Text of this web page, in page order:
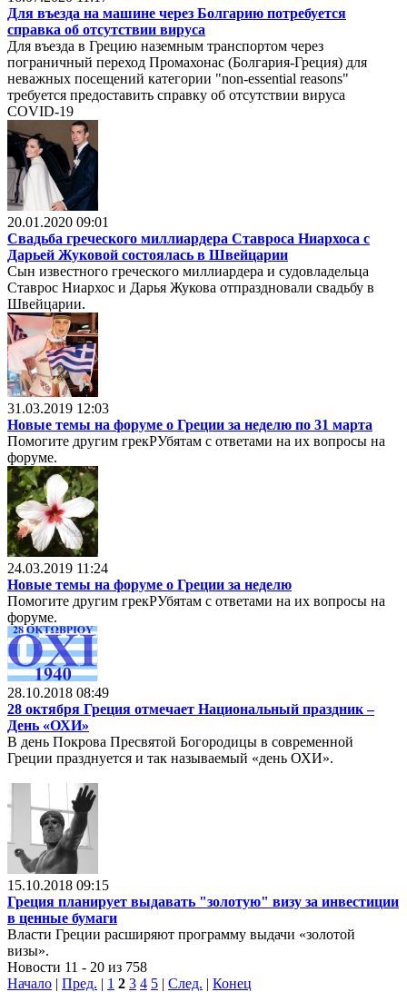
Для въезда на машине через Болгарию потребуется
справка об отсутствии вируса
Для въезда в Грецию наземным транспортом через
пограничный переход Промахонас (Болгария-Греция) для
неважных посещений категории "non-essential reasons"
требуется предоставить справку об отсутствии вируса
COVID-19
20.01.2020 09:01
Свадьба греческого миллиардера Ставроса Ниархоса с
Дарьей Жуковой состоялась в Швейцарии
Сын известного греческого миллиардера и судовладельца
Ставрос Ниархос и Дарья Жукова отпраздновали свадьбу в
Швейцарии.
31.03.2019 12:03
Новые темы на форуме о Греции за неделю по 31 марта
Помогите другим грекРУбятам с ответами на их вопросы на
форуме.
24.03.2019 11:24
Новые темы на форуме о Греции за неделю
Помогите другим грекРУбятам с ответами на их вопросы на
форуме.
28.10.2018 08:49
28 октября Греция отмечает Национальный праздник –
День «ОХИ»
В день Покрова Пресвятой Богородицы в современной
Греции празднуется и так называемый «день ОХИ».
15.10.2018 09:15
Греция планирует выдавать "золотую" визу за инвестиции
в ценные бумаги
Власти Греции расширяют программу выдачи «золотой
визы».
Новости 11 - 20 из 758
Начало | Пред. | 1 2 3 4 5 | След. | Конец